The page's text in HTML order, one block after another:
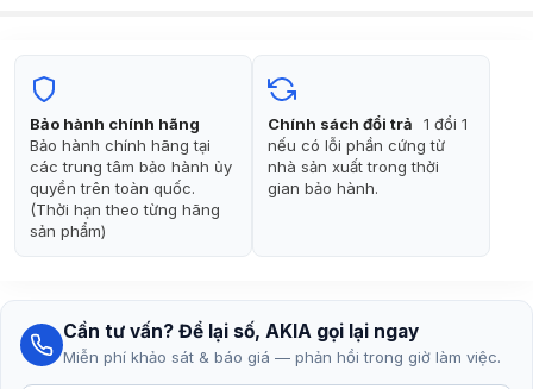
Bảo hành chính hãng
Bảo hành chính hãng tại
các trung tâm bảo hành ủy
quyền trên toàn quốc.
(Thời hạn theo từng hãng
sản phẩm)
Chính sách đổi trả
1 đổi 1
nếu có lỗi phần cứng từ
nhà sản xuất trong thời
gian bảo hành.
Cần tư vấn? Để lại số, AKIA gọi lại ngay
Miễn phí khảo sát & báo giá — phản hồi trong giờ làm việc.